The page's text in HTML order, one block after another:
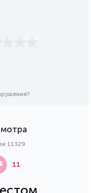
11329
11